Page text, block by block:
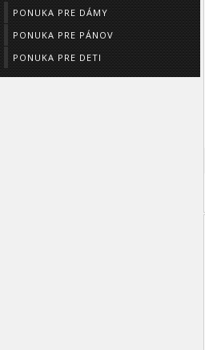
PONUKA PRE DÁMY
PONUKA PRE PÁNOV
PONUKA PRE DETI